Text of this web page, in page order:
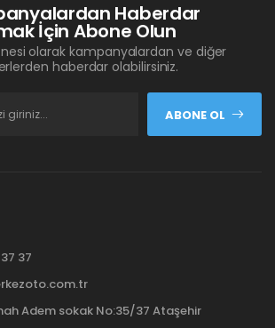
Haberdar
İçin Abone Olun
olarak kampanyalardan ve diğer
haberdar olabilirsiniz.
ABONE OL
37
Adem sokak No:35/37 Ataşehir